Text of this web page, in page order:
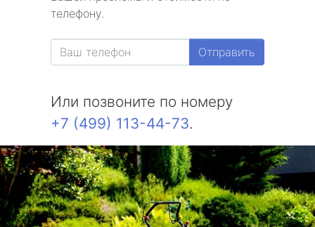
телефону.
Отправить
Или позвоните по номеру
+7 (499) 113-44-73.